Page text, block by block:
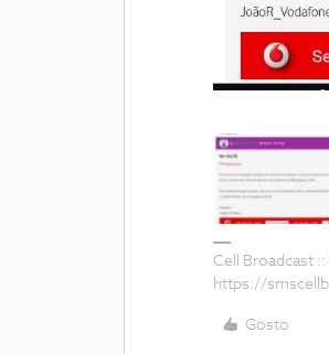
Cell Broadcast ::
https://
Gosto